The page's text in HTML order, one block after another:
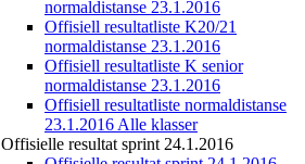
normaldistanse 23.1.2016
Offisiell resultatliste K20/21
normaldistanse 23.1.2016
Offisiell resultatliste K senior
normaldistanse 23.1.2016
Offisiell resultatliste normaldistanse
23.1.2016 Alle klasser
Offisielle resultat sprint 24.1.2016